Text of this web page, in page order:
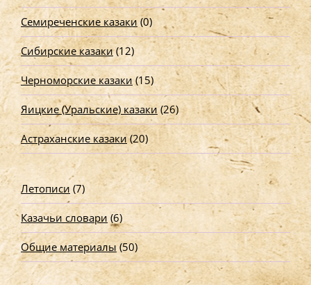
Семиреченские казаки (0)
Сибирские казаки(12)
Черноморские казаки (15)
Яицкие (Уральские) казаки(26)
Астраханские казаки(20)
Летописи (7)
Казачьи словари (6)
Общие материалы(50)